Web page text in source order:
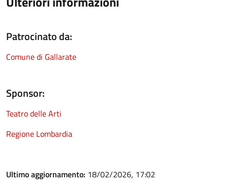
Patrocinato da:
Comune di Gallarate
Sponsor:
Teatro delle Arti
Regione Lombardia
Ultimo aggiornamento: 18/02/2026, 17:02